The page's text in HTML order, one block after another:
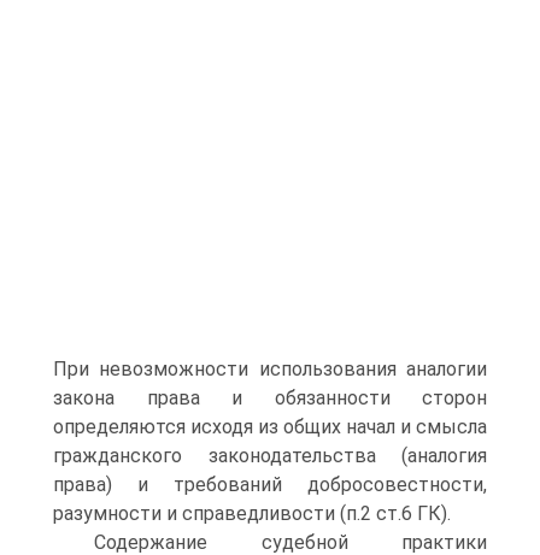
При невозможности использования аналогии
закона права и обязанности сторон
определяются исходя из общих начал и смысла
гражданского законодательства (аналогия
права) и требований добросовестности,
разумности и справедливости (п.2 ст.6 ГК).
Содержание судебной практики